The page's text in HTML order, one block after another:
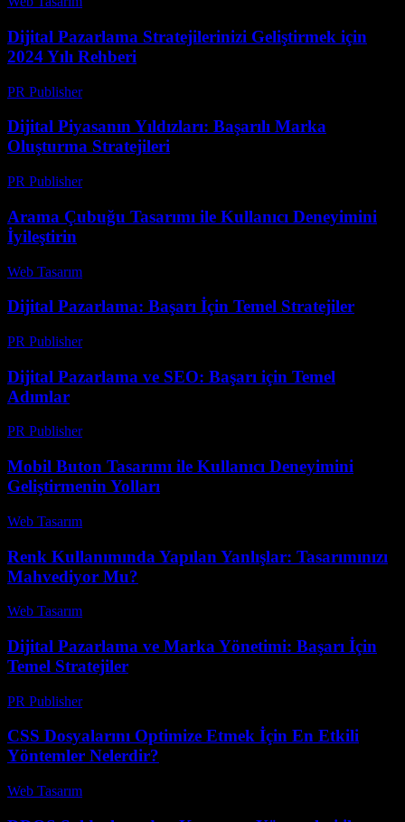
Dijital Pazarlama Stratejilerinizi Geliştirmek için
2024 Yılı Rehberi
PR Publisher-
Dijital Piyasanın Yıldızları: Başarılı Marka
Oluşturma Stratejileri
PR Publisher-
Arama Çubuğu Tasarımı ile Kullanıcı Deneyimini
İyileştirin
Web Tasarım
Dijital Pazarlama: Başarı İçin Temel Stratejiler
PR Publisher-
Dijital Pazarlama ve SEO: Başarı için Temel
Adımlar
PR Publisher-
Mobil Buton Tasarımı ile Kullanıcı Deneyimini
Geliştirmenin Yolları
Web Tasarım
Renk Kullanımında Yapılan Yanlışlar: Tasarımınızı
Mahvediyor Mu?
Web Tasarım
Dijital Pazarlama ve Marka Yönetimi: Başarı İçin
Temel Stratejiler
PR Publisher-
CSS Dosyalarını Optimize Etmek İçin En Etkili
Yöntemler Nelerdir?
Web Tasarım